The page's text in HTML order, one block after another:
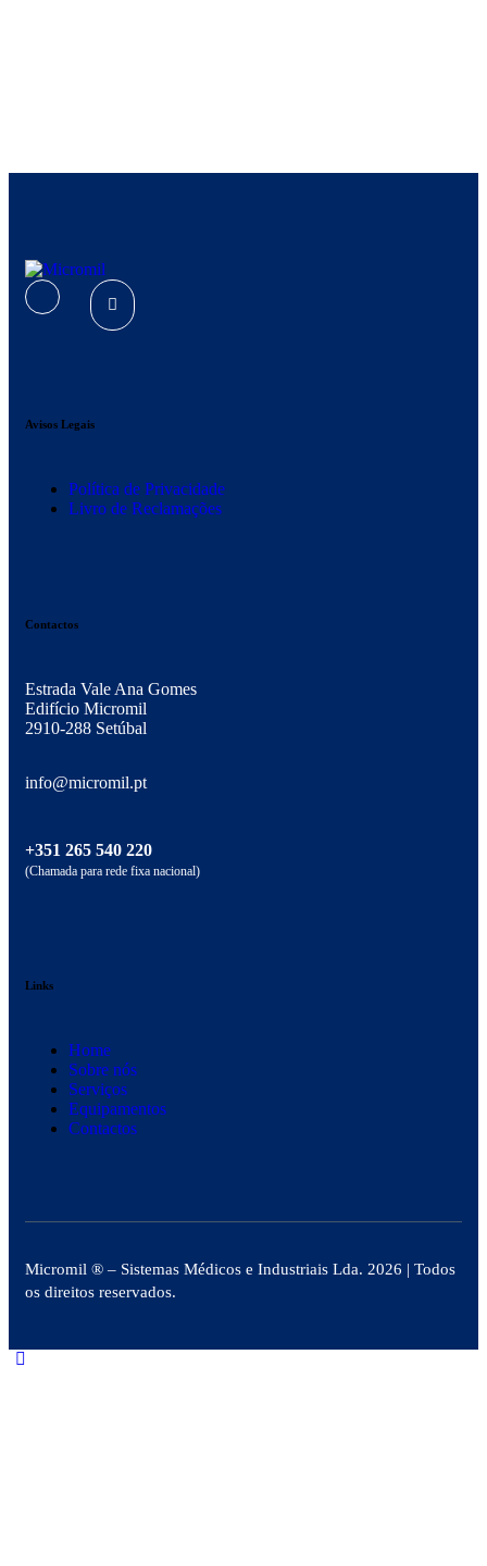
Avisos Legais
Política de Privacidade
Livro de Reclamações
Contactos
Estrada Vale Ana Gomes
Edifício Micromil
2910-288 Setúbal
info@micromil.pt
+351 265 540 220
(Chamada para rede fixa nacional)
Links
Home
Sobre nós
Serviços
Equipamentos
Contactos
Micromil ® – Sistemas Médicos e Industriais Lda. 2026 | Todos
os direitos reservados.